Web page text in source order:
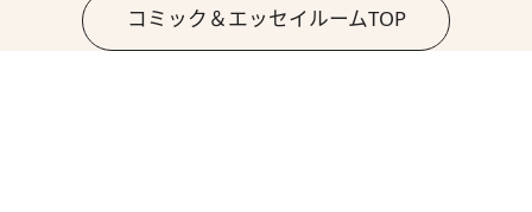
コミック＆エッセイルームTOP